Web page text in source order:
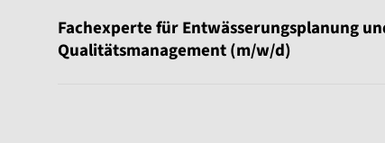
Fachexperte für Entwässerungsplanung
Qualitätsmanagement (m/w/d)